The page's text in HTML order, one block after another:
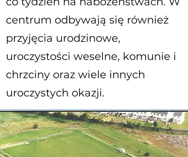
centrum odbywają się również
przyjęcia urodzinowe,
uroczystości weselne, komunie i
chrzciny oraz wiele innych
uroczystych okazji.